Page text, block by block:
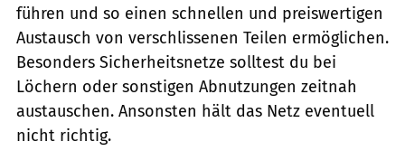
führen und so einen schnellen und preiswertigen
Austausch von verschlissenen Teilen ermöglichen.
Besonders Sicherheitsnetze solltest du bei
Löchern oder sonstigen Abnutzungen zeitnah
austauschen. Ansonsten hält das Netz eventuell
nicht richtig.